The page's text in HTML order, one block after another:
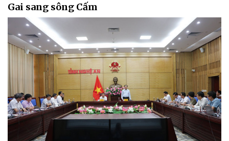
Gai sang sông Cấm